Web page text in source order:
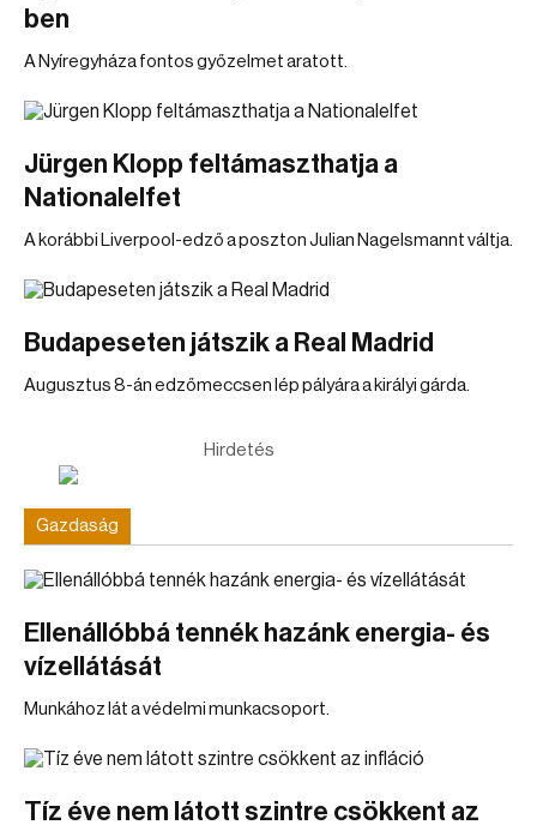
ben
A Nyíregyháza fontos győzelmet aratott.
Jürgen Klopp feltámaszthatja a
Nationalelfet
A korábbi Liverpool-edző a poszton Julian Nagelsmannt váltja.
Budapeseten játszik a Real Madrid
Augusztus 8-án edzőmeccsen lép pályára a királyi gárda.
Hirdetés
Gazdaság
Ellenállóbbá tennék hazánk energia- és
vízellátását
Munkához lát a védelmi munkacsoport.
Tíz éve nem látott szintre csökkent az